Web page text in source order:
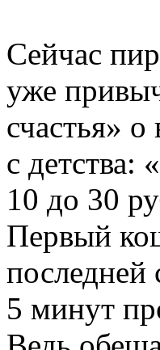
Сейчас
уже
счастья»
с детства:
10 до 30
Первый
последней
5 минут